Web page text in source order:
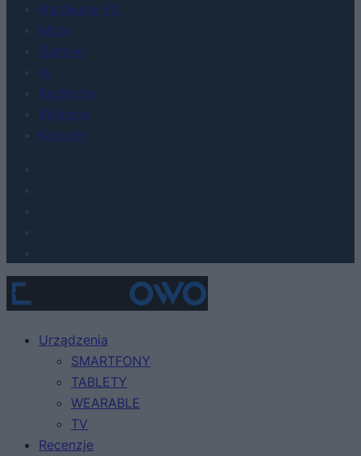
Hardware PC
Moto
Gaming
AI
Redakcja
Reklama
Kontakt
Urządzenia
SMARTFONY
TABLETY
WEARABLE
TV
Recenzje